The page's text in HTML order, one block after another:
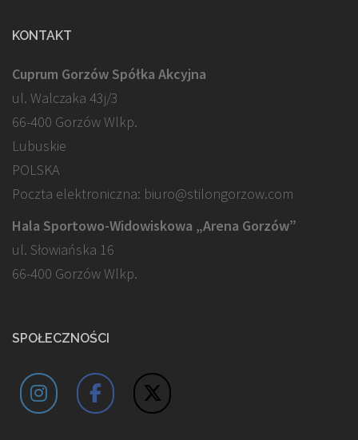
KONTAKT
Cuprum Gorzów Spółka Akcyjna
ul. Walczaka 43j/3
66-400 Gorzów Wlkp.
Lubuskie
POLSKA
Poczta elektroniczna: biuro@stilongorzow.com
Hala Sportowo-Widowiskowa „Arena Gorzów”
ul. Słowiańska 16
66-400 Gorzów Wlkp.
SPOŁECZNOŚCI